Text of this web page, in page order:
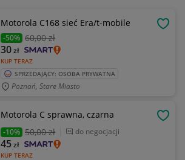
Motorola C168 sieć Era/t-mobile
-50% 60,00 zł
KUP TERAZ
30zł
SPRZEDAJĄCY: OSOBA PRYWATNA
Poznań, Stare Miasto
Motorola C sprawna, czarna
-10% 50,00 zł do negocjacji
KUP TERAZ
45zł